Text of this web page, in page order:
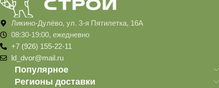
Ликино-Дулёво, ул. 3-я Пятилетка, 16А
08:30-19:00, ежедневно
+7 (926) 155-22-11
ld_dvor@mail.ru
Популярное
Регионы доставки